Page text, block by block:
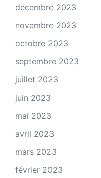
décembre 2023
novembre 2023
octobre 2023
septembre 2023
juillet 2023
juin 2023
mai 2023
avril 2023
mars 2023
février 2023